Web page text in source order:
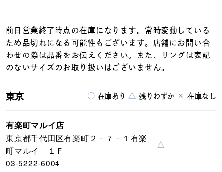
前日営業終了時点の在庫になります。常時変動している
ため品切れになる可能性もございます。店舗にお問い合
わせの際は品番をお伝えください。また、リングは表記
のないサイズのお取り扱いはございません。
○ 在庫あり △ 残りわずか × 在庫なし
東京
有楽町マルイ店
東京都千代田区有楽町２－７－１有楽
町マルイ １Ｆ
03-5222-6004
△